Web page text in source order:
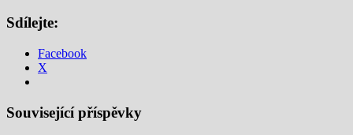
Sdílejte:
Facebook
X
Související příspěvky